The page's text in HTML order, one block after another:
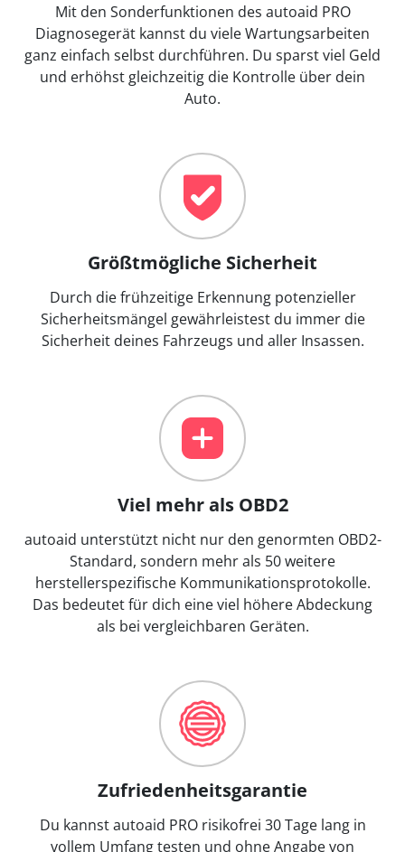
Mit den Sonderfunktionen des autoaid PRO
Diagnosegerät kannst du viele Wartungsarbeiten
ganz einfach selbst durchführen. Du sparst viel Geld
und erhöhst gleichzeitig die Kontrolle über dein
Auto.
Größtmögliche Sicherheit
Durch die frühzeitige Erkennung potenzieller
Sicherheitsmängel gewährleistest du immer die
Sicherheit deines Fahrzeugs und aller Insassen.
Viel mehr als OBD2
autoaid unterstützt nicht nur den genormten OBD2-
Standard, sondern mehr als 50 weitere
herstellerspezifische Kommunikationsprotokolle.
Das bedeutet für dich eine viel höhere Abdeckung
als bei vergleichbaren Geräten.
Zufriedenheitsgarantie
Du kannst autoaid PRO risikofrei 30 Tage lang in
vollem Umfang testen und ohne Angabe von